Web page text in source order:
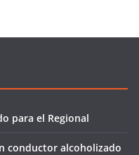
para el Regional
conductor alcoholizado